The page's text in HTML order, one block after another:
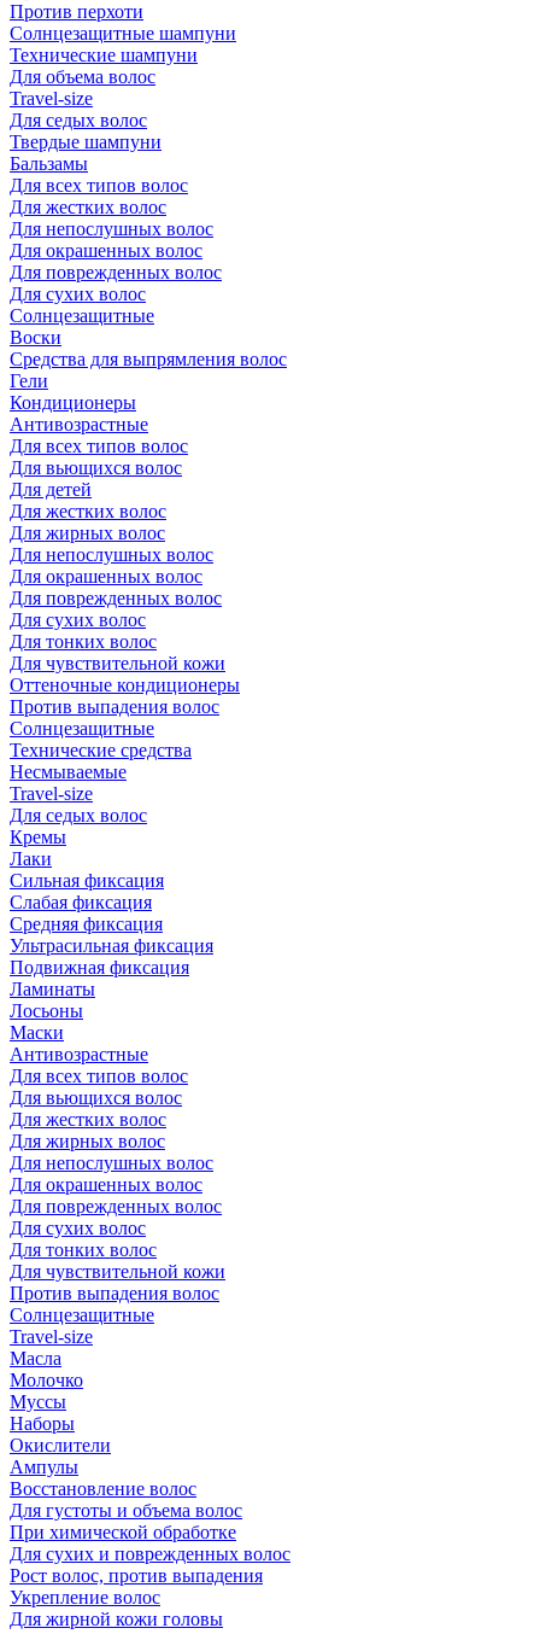
Против перхоти
Солнцезащитные шампуни
Технические шампуни
Для объема волос
Travel-size
Для седых волос
Твердые шампуни
Бальзамы
Для всех типов волос
Для жестких волос
Для непослушных волос
Для окрашенных волос
Для поврежденных волос
Для сухих волос
Солнцезащитные
Воски
Средства для выпрямления волос
Гели
Кондиционеры
Антивозрастные
Для всех типов волос
Для вьющихся волос
Для детей
Для жестких волос
Для жирных волос
Для непослушных волос
Для окрашенных волос
Для поврежденных волос
Для сухих волос
Для тонких волос
Для чувствительной кожи
Оттеночные кондиционеры
Против выпадения волос
Солнцезащитные
Технические средства
Несмываемые
Travel-size
Для седых волос
Кремы
Лаки
Сильная фиксация
Слабая фиксация
Средняя фиксация
Ультрасильная фиксация
Подвижная фиксация
Ламинаты
Лосьоны
Маски
Антивозрастные
Для всех типов волос
Для вьющихся волос
Для жестких волос
Для жирных волос
Для непослушных волос
Для окрашенных волос
Для поврежденных волос
Для сухих волос
Для тонких волос
Для чувствительной кожи
Против выпадения волос
Солнцезащитные
Travel-size
Масла
Молочко
Муссы
Наборы
Окислители
Ампулы
Восстановление волос
Для густоты и объема волос
При химической обработке
Для сухих и поврежденных волос
Рост волос, против выпадения
Укрепление волос
Для жирной кожи головы